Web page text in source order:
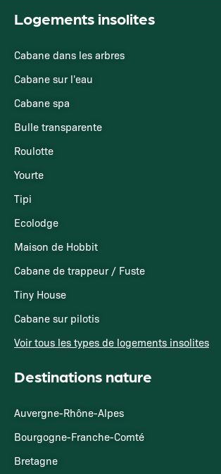
Logements insolites
Cabane dans les arbres
Cabane sur l'eau
Cabane spa
Bulle transparente
Roulotte
Yourte
Tipi
Ecolodge
Maison de Hobbit
Cabane de trappeur / Fuste
Tiny House
Cabane sur pilotis
Voir tous les types de logements insolites
Destinations nature
Auvergne-Rhône-Alpes
Bourgogne-Franche-Comté
Bretagne